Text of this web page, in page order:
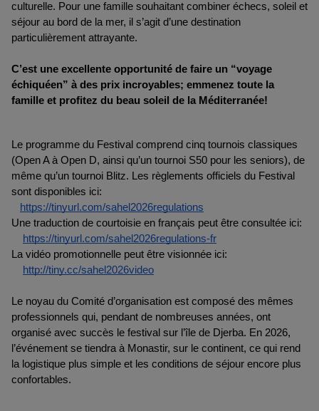
culturelle. Pour une famille souhaitant combiner échecs, soleil et
séjour au bord de la mer, il s’agit d’une destination
particulièrement attrayante.
C’est une excellente opportunité de faire un “voyage
échiquéen” à des prix incroyables; emmenez toute la
famille et profitez du beau soleil de la Méditerranée!
Le programme du Festival comprend cinq tournois classiques
(Open A à Open D, ainsi qu’un tournoi S50 pour les seniors), de
même qu’un tournoi Blitz. Les règlements officiels du Festival
sont disponibles ici:
https://tinyurl.com/sahel2026regulations
Une traduction de courtoisie en français peut être consultée ici:
https://tinyurl.com/sahel2026regulations-fr
La vidéo promotionnelle peut être visionnée ici:
http://tiny.cc/sahel2026video
Le noyau du Comité d’organisation est composé des mêmes
professionnels qui, pendant de nombreuses années, ont
organisé avec succès le festival sur l’île de Djerba. En 2026,
l’événement se tiendra à Monastir, sur le continent, ce qui rend
la logistique plus simple et les conditions de séjour encore plus
confortables.